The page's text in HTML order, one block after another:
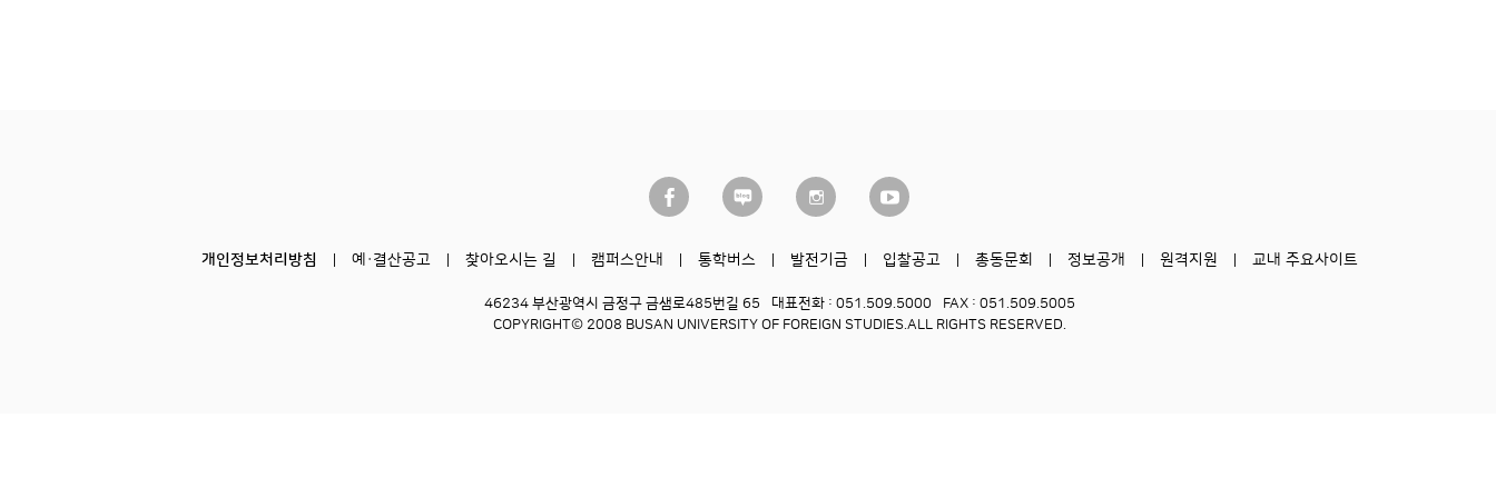
개인정보처리방침 예·결산공고 찾아오시는 길 캠퍼스안내 통학버스 발전기금 입찰공고 총동문회 정보공개 원격지원 교내 주요사이트
46234 부산광역시 금정구 금샘로485번길 65 대표전화 : 051.509.5000
FAX : 051.509.5005
COPYRIGHT© 2008 BUSAN UNIVERSITY OF FOREIGN STUDIES. ALL RIGHTS RESERVED.